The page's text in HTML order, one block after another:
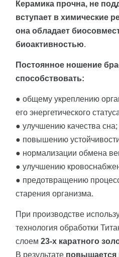
Керамика прочна, не
вступает в химические
она обладает
биоактивностью.
Постоянное ношение
способствовать:
● общему укреплению
его энергетического
● улучшению качества сна;
● повышению
● нормализации обмена
● улучшению
● предотвращению
старения организма.
При производстве
технология обработки
слоем 23-х каратного
В результате повышается